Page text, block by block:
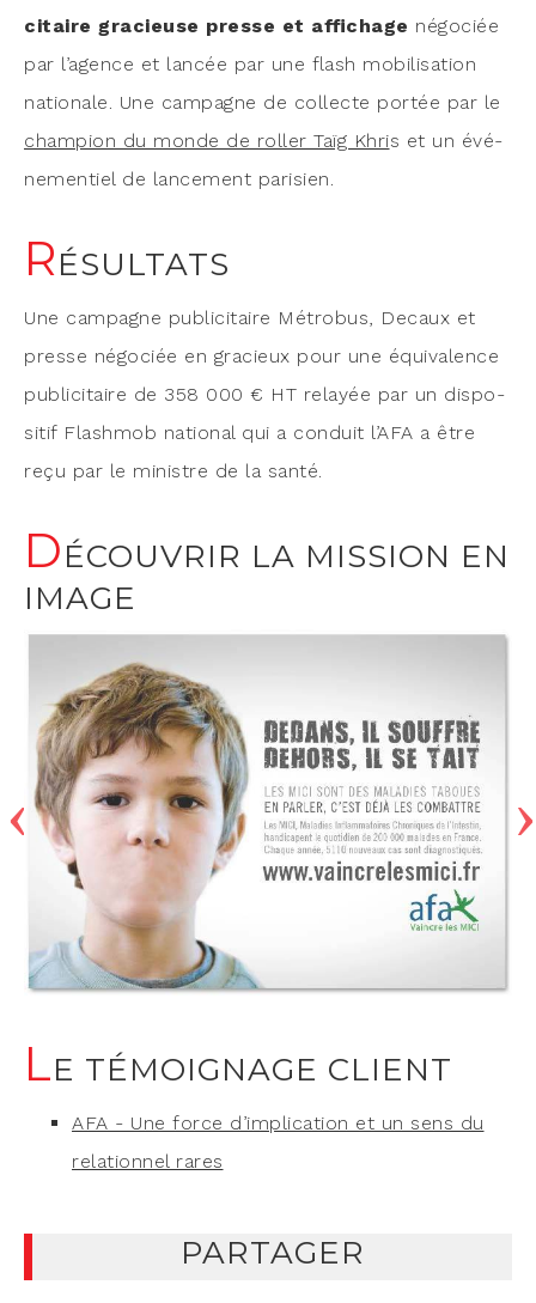
ci­taire gra­cieuse presse et affi­chage négo­ciée
par l’agence et lan­cée par une flash mobi­li­sa­tion
natio­nale. Une cam­pagne de col­lecte por­tée par le
cham­pion du monde de rol­ler Taïg Khris et un évé­
ne­men­tiel de lan­ce­ment parisien.
RÉSULTATS
Une cam­pagne publi­ci­taire Métro­bus, Decaux et
presse négo­ciée en gra­cieux pour une équi­va­lence
publi­ci­taire de 358 000 € HT relayée par un dis­po­
si­tif Flash­mob natio­nal qui a conduit l’AFA a être
reçu par le ministre de la santé.
DÉCOUVRIR LA MISSION EN
IMAGE
LE TÉMOIGNAGE CLIENT
AFA - Une force d’implication et un sens du
relationnel rares
PARTAGER